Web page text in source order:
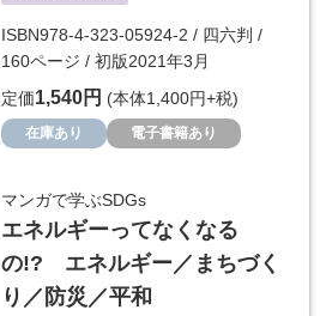
ISBN978-4-323-05924-2 / 四六判 /
160ページ / 初版2021年3月
定価1,540円 (本体1,400円+税)
在庫あり 電子書籍あり
マンガで学ぶSDGs
エネルギーってなくなる
の!? エネルギー／まちづく
り／防災／平和